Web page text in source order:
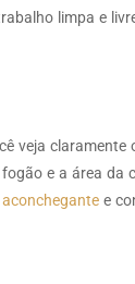
limpa e
veja
e a área da
e